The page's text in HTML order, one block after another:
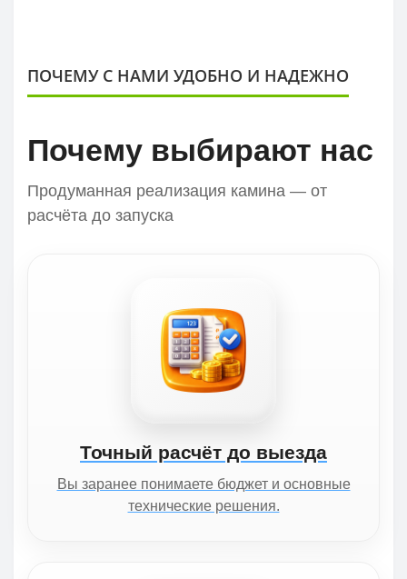
ПОЧЕМУ С НАМИ УДОБНО И НАДЕЖНО
Почему выбирают нас
Продуманная реализация камина — от
расчёта до запуска
Точный расчёт до выезда
Вы заранее понимаете бюджет и основные
технические решения.